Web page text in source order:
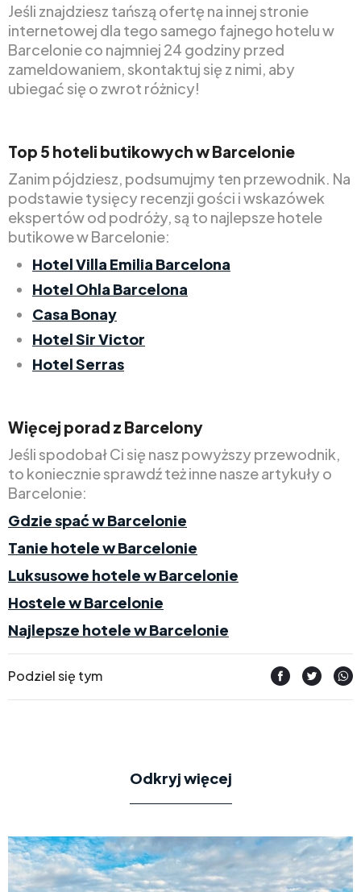
Jeśli znajdziesz tańszą ofertę na innej stronie
internetowej dla tego samego fajnego hotelu w
Barcelonie co najmniej 24 godziny przed
zameldowaniem, skontaktuj się z nimi, aby
ubiegać się o zwrot różnicy!
Top 5 hoteli butikowych w Barcelonie
Zanim pójdziesz, podsumujmy ten przewodnik. Na
podstawie tysięcy recenzji gości i wskazówek
ekspertów od podróży, są to najlepsze hotele
butikowe w Barcelonie:
Hotel Villa Emilia Barcelona
Hotel Ohla Barcelona
Casa Bonay
Hotel Sir Victor
Hotel Serras
Więcej porad z Barcelony
Jeśli spodobał Ci się nasz powyższy przewodnik,
to koniecznie sprawdź też inne nasze artykuły o
Barcelonie:
Gdzie spać w Barcelonie
Tanie hotele w Barcelonie
Luksusowe hotele w Barcelonie
Hostele w Barcelonie
Najlepsze hotele w Barcelonie
Podziel się tym
Odkryj więcej